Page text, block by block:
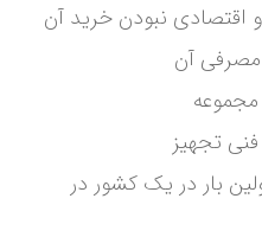
اقتصادی نبودن خرید آن
مصرفی آن
مجموعه
تجهیز
بار در یک کشور در